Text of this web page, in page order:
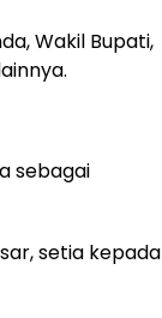
Wakil Bupati,
sebagai
setia kepada